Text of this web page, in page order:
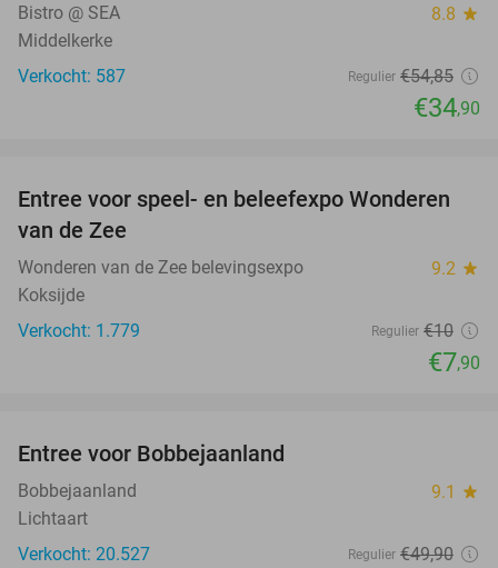
Bistro @ SEA 8.8 star
Middelkerke
Verkocht: 587
Regulier €54,85
€34,90
21%
Entree voor speel- en beleefexpo Wonderen
van de Zee
Wonderen van de Zee belevingsexpo 9.2 star
Koksijde
Verkocht: 1.779
Regulier €10
€7,90
Entree voor Bobbejaanland
Bobbejaanland 9.1 star
Lichtaart
Verkocht: 20.527
Regulier €49,90